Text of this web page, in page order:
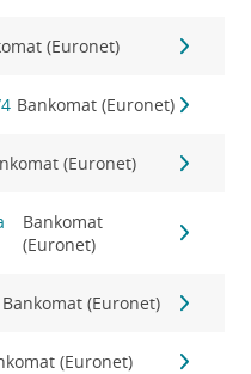
(Euronet)
Bankomat (Euronet)
(Euronet)
Bankomat
(Euronet)
Bankomat (Euronet)
(Euronet)